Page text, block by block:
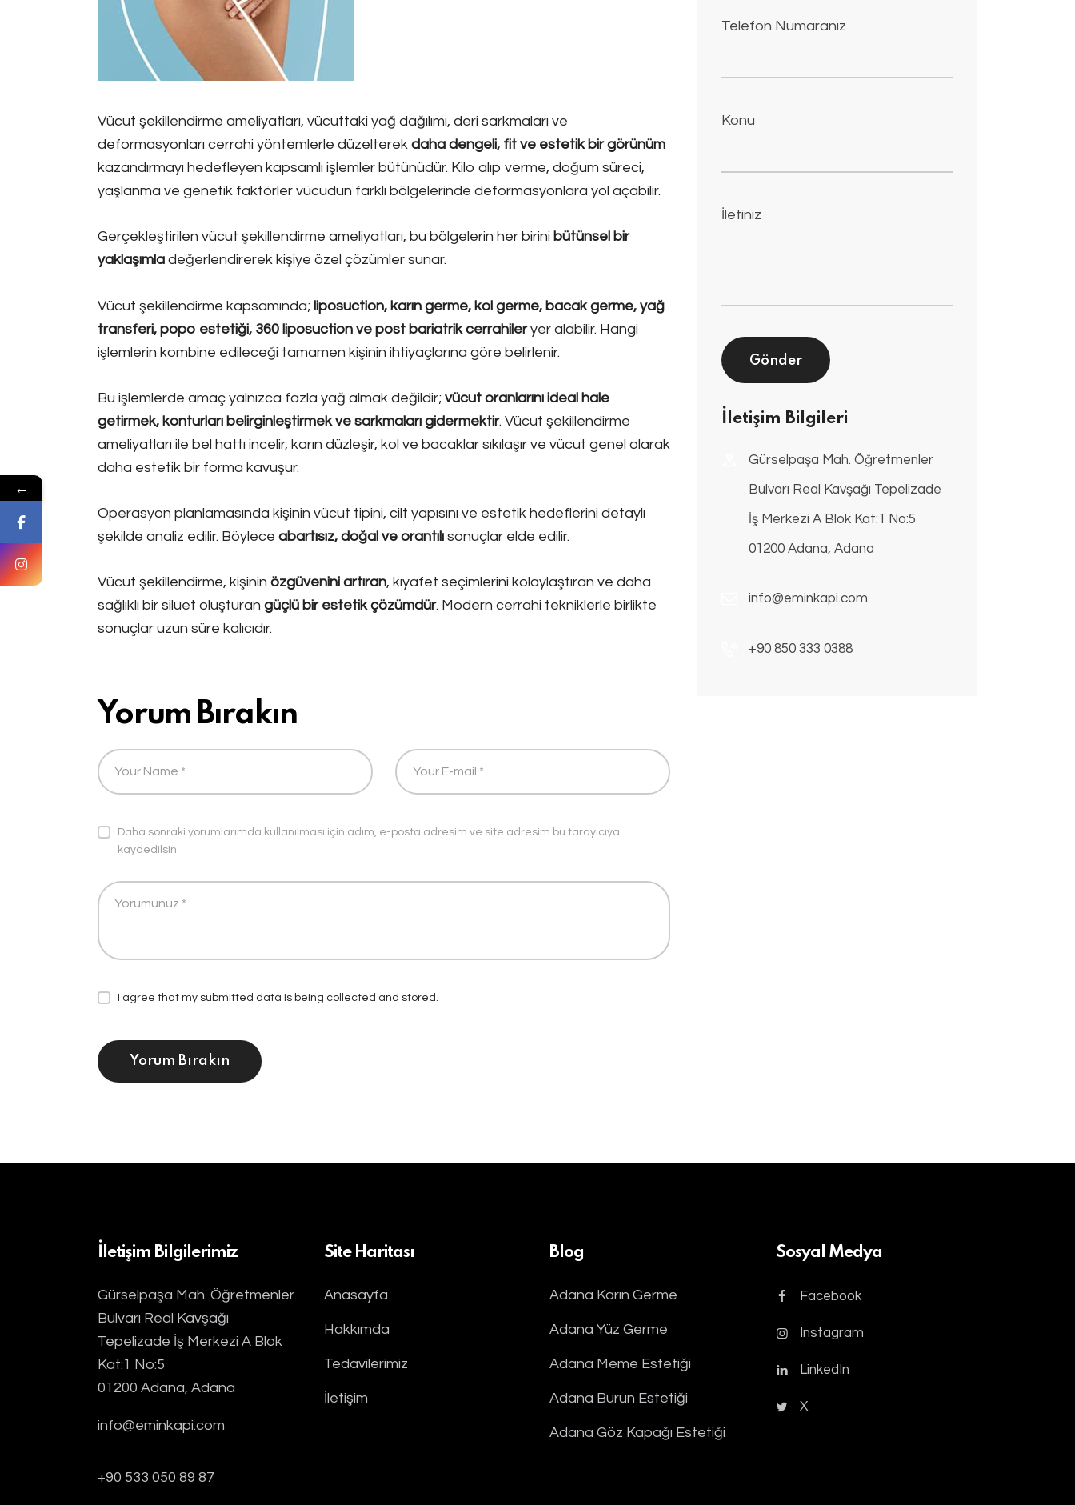
Vücut şekillendirme ameliyatları, vücuttaki yağ dağılımı, deri sarkmaları ve
deformasyonları cerrahi yöntemlerle düzelterek daha dengeli, fit ve estetik bir görünüm
kazandırmayı hedefleyen kapsamlı işlemler bütünüdür. Kilo alıp verme, doğum süreci,
yaşlanma ve genetik faktörler vücudun farklı bölgelerinde deformasyonlara yol açabilir.
Gerçekleştirilen vücut şekillendirme ameliyatları, bu bölgelerin her birini bütünsel bir
yaklaşımla değerlendirerek kişiye özel çözümler sunar.
Vücut şekillendirme kapsamında; liposuction, karın germe, kol germe, bacak germe, yağ
transferi, popo estetiği, 360 liposuction ve post bariatrik cerrahileryer alabilir. Hangi
işlemlerin kombine edileceği tamamen kişinin ihtiyaçlarına göre belirlenir.
Bu işlemlerde amaç yalnızca fazla yağ almak değildir; vücut oranlarını ideal hale
getirmek, konturları belirginleştirmek ve sarkmaları gidermektir. Vücut şekillendirme
ameliyatları ile bel hattı incelir, karın düzleşir, kol ve bacaklar sıkılaşır ve vücut genel olarak
daha estetik bir forma kavuşur.
Operasyon planlamasında kişinin vücut tipini, cilt yapısını ve estetik hedeflerini detaylı
şekilde analiz edilir. Böylece abartısız, doğal ve orantılı sonuçlar elde edilir.
Vücut şekillendirme, kişinin özgüvenini artıran, kıyafet seçimlerini kolaylaştıran ve daha
sağlıklı bir siluet oluşturan güçlü bir estetik çözümdür. Modern cerrahi tekniklerle birlikte
sonuçlar uzun süre kalıcıdır.
Yorum Bırakın
Daha sonraki yorumlarımda kullanılması için adım, e-posta adresim ve site adresim bu tarayıcıya
kaydedilsin.
I agree that my submitted data is being collected and stored.
Telefon Numaranız
Konu
İletiniz
İletişim Bilgileri
Gürselpaşa Mah. Öğretmenler
Bulvarı Real Kavşağı Tepelizade
İş Merkezi A Blok Kat:1 No:5
01200 Adana, Adana
info@eminkapi.com
+90 850 333 0388
İletişim Bilgilerimiz
Gürselpaşa Mah. Öğretmenler
Bulvarı Real Kavşağı
Tepelizade İş Merkezi A Blok
Kat:1 No:5
01200 Adana, Adana
info@eminkapi.com
+90 533 050 89 87
Site Haritası
Anasayfa
Hakkımda
Tedavilerimiz
İletişim
Blog
Adana Karın Germe
Adana Yüz Germe
Adana Meme Estetiği
Adana Burun Estetiği
Adana Göz Kapağı Estetiği
Sosyal Medya
Facebook
Instagram
LinkedIn
X
←